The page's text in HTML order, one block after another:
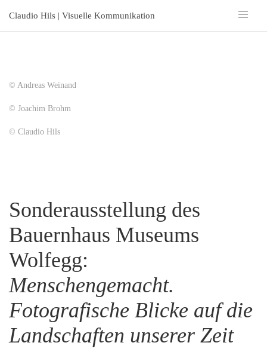
Claudio Hils | Visuelle Kommunikation
© Andreas Weinand
© Joachim Brohm
© Claudio Hils
Sonderausstellung des
Bauernhaus Museums
Wolfegg:
Menschengemacht.
Fotografische Blicke auf die
Landschaften unserer Zeit